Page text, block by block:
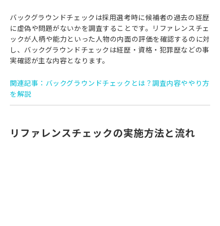
バックグラウンドチェックは採用選考時に候補者の過去の経歴
に虚偽や問題がないかを調査することです。リファレンスチェ
ックが人柄や能力といった人物の内面の評価を確認するのに対
し、バックグラウンドチェックは経歴・資格・犯罪歴などの事
実確認が主な内容となります。
関連記事： バックグラウンドチェックとは？調査内容ややり方
を解説
リファレンスチェックの実施方法と流れ